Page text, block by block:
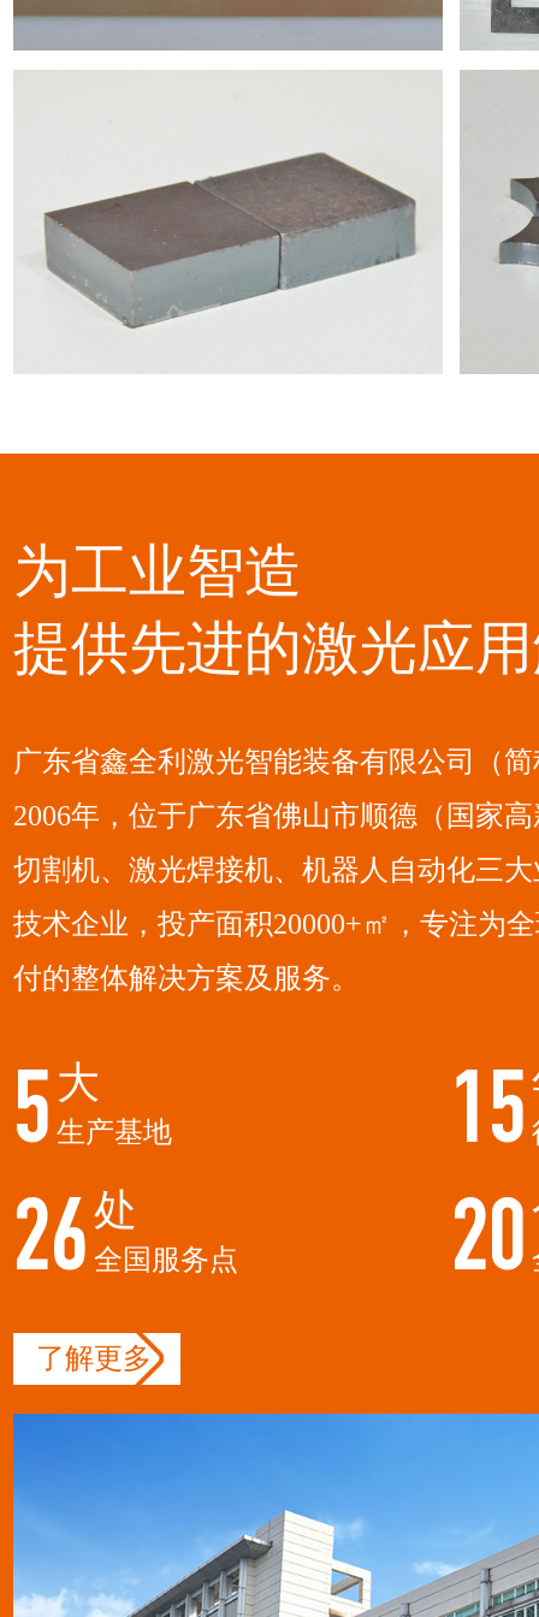
为工业智造
提供先进的激光应
广东省鑫全利激光智能装备有限公司（
2006年，位于广东省佛山市顺德（国家
切割机、激光焊接机、机器人自动化三
技术企业，投产面积20000+㎡，专注为
付的整体解决方案及服务。
5 大
生产基地 15
26处
全国服务点 20
了解更多